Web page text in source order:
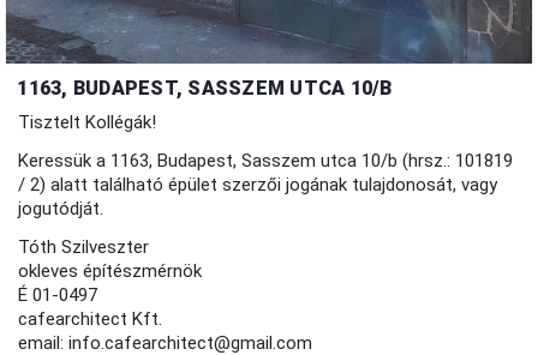
1163, BUDAPEST, SASSZEM UTCA 10/B
Tisztelt Kollégák!
Keressük a 1163, Budapest, Sasszem utca 10/b (hrsz.: 101819
/ 2) alatt található épület szerzői jogának tulajdonosát, vagy
jogutódját.
Tóth Szilveszter
okleves építészmérnök
É 01-0497
cafearchitect Kft.
email: info.cafearchitect@gmail.com